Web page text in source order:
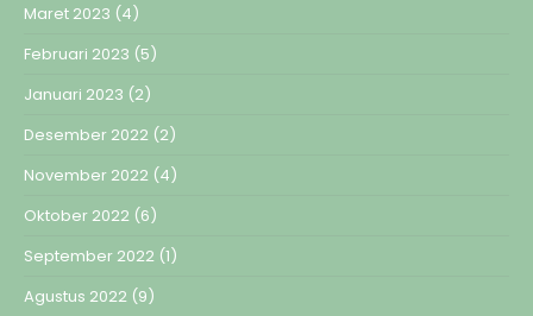
Maret 2023 (4)
Februari 2023 (5)
Januari 2023 (2)
Desember 2022 (2)
November 2022 (4)
Oktober 2022 (6)
September 2022 (1)
Agustus 2022 (9)